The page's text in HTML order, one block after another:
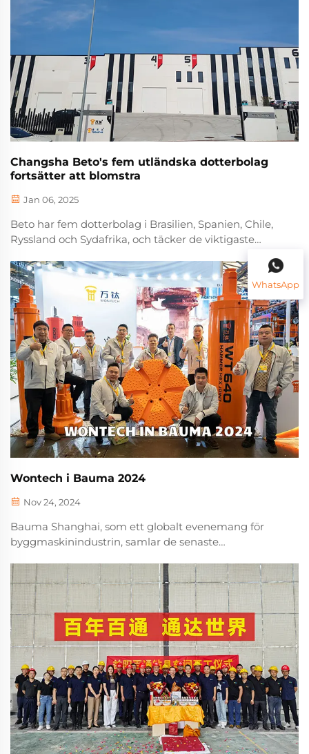
Changsha Beto's fem utländska dotterbolag
fortsätter att blomstra
Jan 06, 2025
Beto har fem dotterbolag i Brasilien, Spanien, Chile,
Ryssland och Sydafrika, och täcker de viktigaste
Afrika.
Wontech i Bauma 2024
Nov 24, 2024
Bauma Shanghai, som ett globalt evenemang för
byggmaskinindustrin, samlar de senaste
branschen. Som ett av de representativa företagen
inom det inhemska borrverktyget visade Wontech...
WhatsApp